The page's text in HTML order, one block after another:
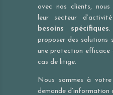
avec nos clients,
leur secteur
besoins spécifiques.
proposer des solutions
une protection efficace
cas de litige.
Nous sommes à
demande